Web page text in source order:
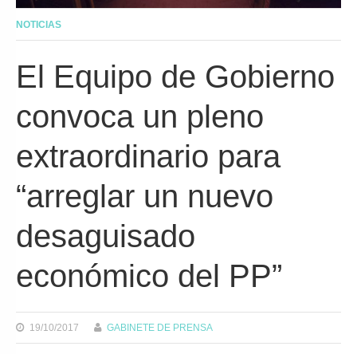
NOTICIAS
El Equipo de Gobierno
convoca un pleno
extraordinario para
“arreglar un nuevo
desaguisado
económico del PP”
19/10/2017 GABINETE DE PRENSA